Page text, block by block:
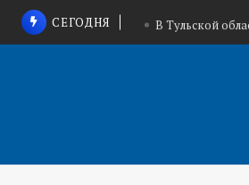
СЕГОДНЯ В Тульской
Росгвардейцы